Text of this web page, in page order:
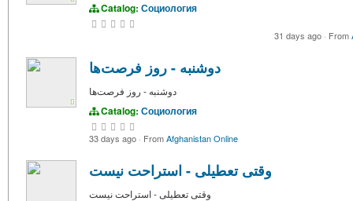
Catalog: Социология
31 days ago · From
دوشنبه - روز فرصت‌ها
دوشنبه - روز فرصت‌ها
Catalog: Социология
33 days ago · FromAfghanistan Online
وقتی تعطیلی - استراحت نیست
وقتی تعطیلی - استراحت نیست